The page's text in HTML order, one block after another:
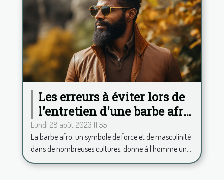
Les erreurs à éviter lors de
l'entretien d'une barbe afro
pour toujours rester chic
Lundi 28 août 2023 11:55
La barbe afro, un symbole de force et de masculinité
dans de nombreuses cultures, donne à l’homme un...